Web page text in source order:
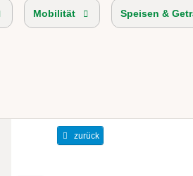
Mobilität Speisen &
zurück